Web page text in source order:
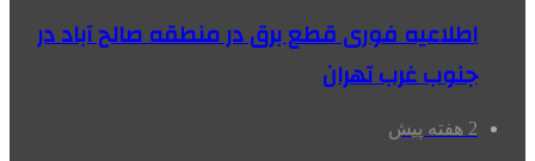
اطلاعیه فوری قطع برق در منطقه صالح آباد در
جنوب غرب تهران
2 هفته پیش